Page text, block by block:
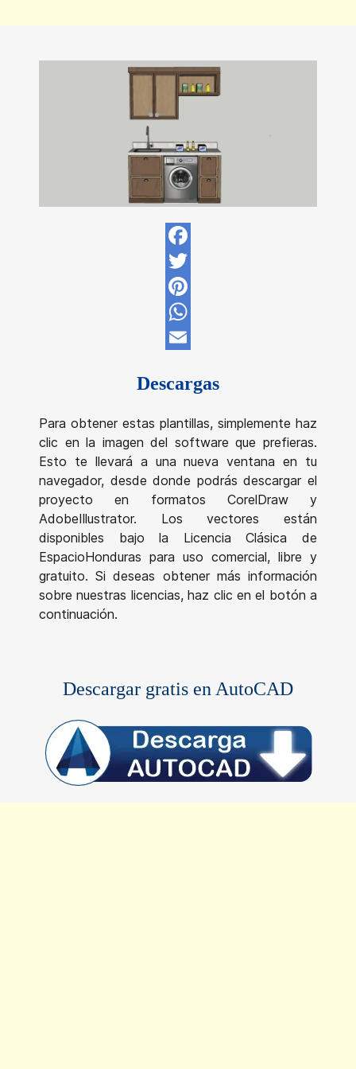
Facebook
Twitter
Pinterest
WhatsApp
Descargas
Para obtener estas plantillas, simplemente haz
clic en la imagen del software que prefieras.
Esto te llevará a una nueva ventana en tu
navegador, desde donde podrás descargar el
proyecto en formatos CorelDraw y
AdobeIllustrator. Los vectores están
disponibles bajo la Licencia Clásica de
EspacioHonduras para uso comercial, libre y
gratuito. Si deseas obtener más información
sobre nuestras licencias, haz clic en el botón a
continuación.
Descargar gratis en AutoCAD